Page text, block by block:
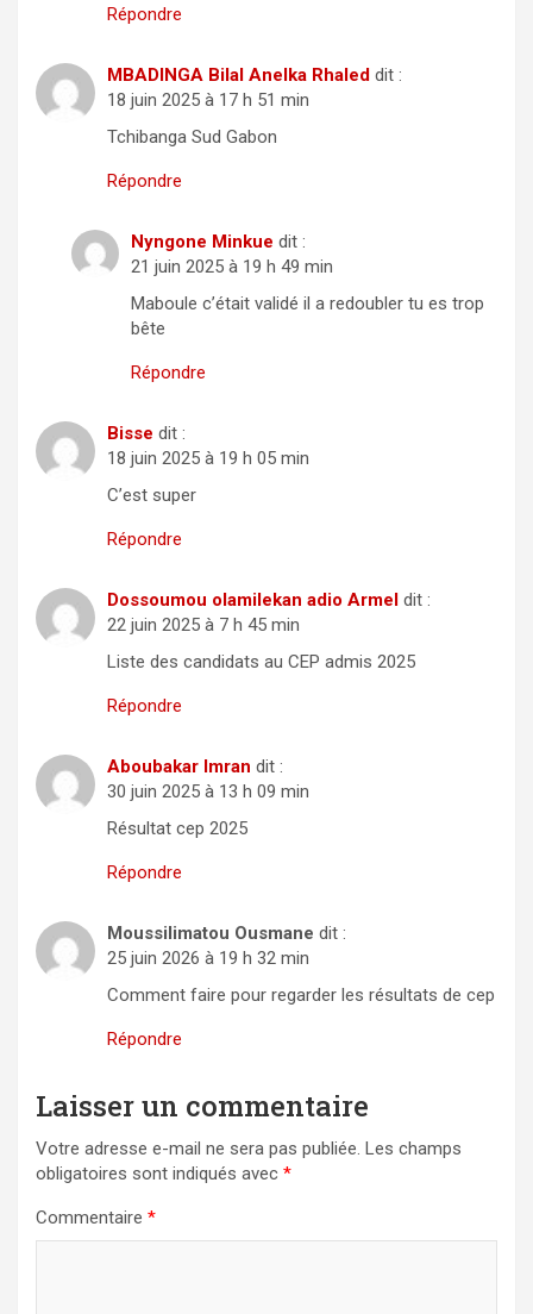
Répondre
MBADINGA Bilal Anelka Rhaled dit :
18 juin 2025 à 17 h 51 min
Tchibanga Sud Gabon
Répondre
Nyngone Minkue dit :
21 juin 2025 à 19 h 49 min
Maboule c’était validé il a redoubler tu es trop
bête
Répondre
Bisse dit :
18 juin 2025 à 19 h 05 min
C’est super
Répondre
Dossoumou olamilekan adio Armel dit :
22 juin 2025 à 7 h 45 min
Liste des candidats au CEP admis 2025
Répondre
Aboubakar Imran dit :
30 juin 2025 à 13 h 09 min
Résultat cep 2025
Répondre
Moussilimatou Ousmane dit :
25 juin 2026 à 19 h 32 min
Comment faire pour regarder les résultats de cep
Répondre
Laisser un commentaire
Votre adresse e-mail ne sera pas publiée. Les champs
obligatoires sont indiqués avec *
Commentaire *